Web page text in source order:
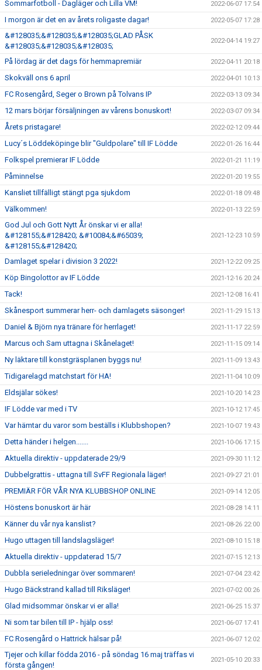
Sommarfotboll - Dagläger och Lilla VM! 2022-06-07 17:54
I morgon är det en av årets roligaste dagar! 2022-05-07 17:28
&#128035;&#128035;&#128035;GLAD PÅSK
&#128035;&#128035;&#128035;
2022-04-14 19:27
På lördag är det dags för hemmapremiär 2022-04-11 20:18
Skokväll ons 6 april 2022-04-01 10:13
FC Rosengård, Seger o Brown på Tolvans IP 2022-03-13 09:34
12 mars börjar försäljningen av vårens bonuskort! 2022-03-07 09:34
Årets pristagare! 2022-02-12 09:44
Lucy´s Löddeköpinge blir "Guldpolare" till IF Lödde 2022-01-26 16:44
Folkspel premierar IF Lödde 2022-01-21 11:19
Påminnelse 2022-01-20 19:55
Kansliet tillfälligt stängt pga sjukdom 2022-01-18 09:48
Välkommen! 2022-01-13 22:59
God Jul och Gott Nytt År önskar vi er alla!
&#128155;&#128420; &#10084;&#65039;
&#128155;&#128420;
2021-12-23 10:59
Damlaget spelar i division 3 2022! 2021-12-22 09:25
Köp Bingolottor av IF Lödde 2021-12-16 20:24
Tack! 2021-12-08 16:41
Skånesport summerar herr- och damlagets säsonger! 2021-11-29 15:13
Daniel & Björn nya tränare för herrlaget! 2021-11-17 22:59
Marcus och Sam uttagna i Skånelaget! 2021-11-15 09:14
Ny läktare till konstgräsplanen byggs nu! 2021-11-09 13:43
Tidigarelagd matchstart för HA! 2021-11-04 10:09
Eldsjälar sökes! 2021-10-20 14:23
IF Lödde var med i TV 2021-10-12 17:45
Var hämtar du varor som beställs i Klubbshopen? 2021-10-07 19:43
Detta händer i helgen....... 2021-10-06 17:15
Aktuella direktiv - uppdaterade 29/9 2021-09-30 11:12
Dubbelgrattis - uttagna till SvFF Regionala läger! 2021-09-27 21:01
PREMIÄR FÖR VÅR NYA KLUBBSHOP ONLINE 2021-09-14 12:05
Höstens bonuskort är här 2021-08-28 14:11
Känner du vår nya kanslist? 2021-08-26 22:00
Hugo uttagen till landslagsläger! 2021-08-10 15:18
Aktuella direktiv - uppdaterad 15/7 2021-07-15 12:13
Dubbla serieledningar över sommaren! 2021-07-04 23:42
Hugo Bäckstrand kallad till Riksläger! 2021-07-02 00:26
Glad midsommar önskar vi er alla! 2021-06-25 15:37
Ni som tar bilen till IP - hjälp oss! 2021-06-07 17:41
FC Rosengård o Hattrick hälsar på! 2021-06-07 12:02
Tjejer och killar födda 2016 - på söndag 16 maj träffas vi
första gången!
2021-05-10 20:33